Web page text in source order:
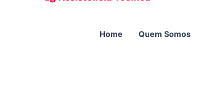
Home Quem Somos